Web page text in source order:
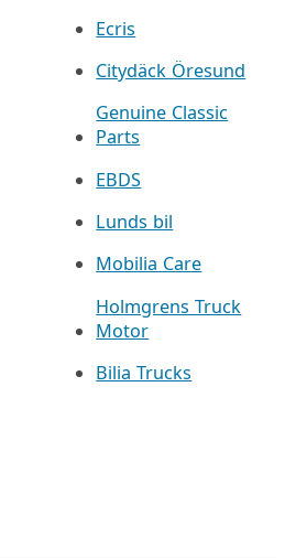
Ecris
Citydäck Öresund
Genuine Classic
Parts
EBDS
Lunds bil
Mobilia Care
Holmgrens Truck
Motor
Bilia Trucks